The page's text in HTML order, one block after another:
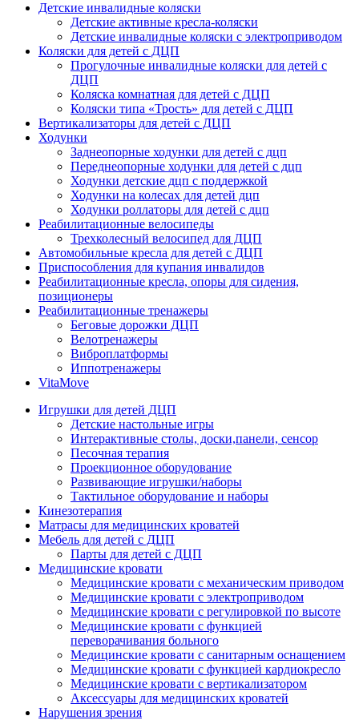
Детские инвалидные коляски
Детские активные кресла-коляски
Детские инвалидные коляски с электроприводом
Коляски для детей с ДЦП
Прогулочные инвалидные коляски для детей с
ДЦП
Коляска комнатная для детей с ДЦП
Коляски типа «Трость» для детей с ДЦП
Вертикализаторы для детей с ДЦП
Ходунки
Заднеопорные ходунки для детей с дцп
Переднеопорные ходунки для детей с дцп
Ходунки детские дцп с поддержкой
Ходунки на колесах для детей дцп
Ходунки роллаторы для детей с дцп
Реабилитационные велосипеды
Трехколесный велосипед для ДЦП
Автомобильные кресла для детей с ДЦП
Приспособления для купания инвалидов
Реабилитационные кресла, опоры для сидения,
позиционеры
Реабилитационные тренажеры
Беговые дорожки ДЦП
Велотренажеры
Виброплатформы
Иппотренажеры
VitaMove
Игрушки для детей ДЦП
Детские настольные игры
Интерактивные столы, доски,панели, сенсор
Песочная терапия
Проекционное оборудование
Развивающие игрушки/наборы
Тактильное оборудование и наборы
Кинезотерапия
Матрасы для медицинских кроватей
Мебель для детей с ДЦП
Парты для детей с ДЦП
Медицинские кровати
Медицинские кровати с механическим приводом
Медицинские кровати с электроприводом
Медицинские кровати с регулировкой по высоте
Медицинские кровати с функцией
переворачивания больного
Медицинские кровати с санитарным оснащением
Медицинские кровати с функцией кардиокресло
Медицинские кровати с вертикализатором
Аксессуары для медицинских кроватей
Нарушения зрения